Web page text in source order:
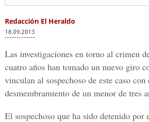
Redacción El Heraldo
18.09.2013
Las investigaciones en torno al crimen
cuatro años han tomado un nuevo giro
vinculan al sospechoso de este caso con
desmembramiento de un menor de tres
El sospechoso que ha sido detenido por